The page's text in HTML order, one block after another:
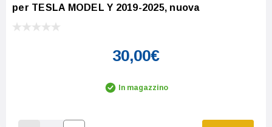
per TESLA MODEL Y 2019-2025, nuova
30,00€
In magazzino